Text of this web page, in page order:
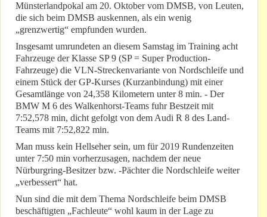
Münsterlandpokal am 20. Oktober vom DMSB, von Leuten,
die sich beim DMSB auskennen, als ein wenig
„grenzwertig“ empfunden wurden.
Insgesamt umrundeten an diesem Samstag im Training acht
Fahrzeuge der Klasse SP 9 (SP = Super Production-
Fahrzeuge) die VLN-Streckenvariante von Nordschleife und
einem Stück der GP-Kurses (Kurzanbindung) mit einer
Gesamtlänge von 24,358 Kilometern unter 8 min. - Der
BMW M 6 des Walkenhorst-Teams fuhr Bestzeit mit
7:52,578 min, dicht gefolgt von dem Audi R 8 des Land-
Teams mit 7:52,822 min.
Man muss kein Hellseher sein, um für 2019 Rundenzeiten
unter 7:50 min vorherzusagen, nachdem der neue
Nürburgring-Besitzer bzw. -Pächter die Nordschleife weiter
„verbessert“ hat.
Nun sind die mit dem Thema Nordschleife beim DMSB
beschäftigten „Fachleute“ wohl kaum in der Lage zu